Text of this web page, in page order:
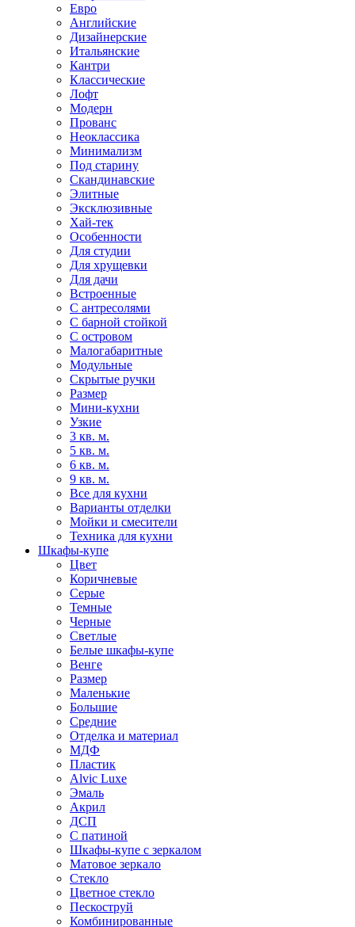
Евро
Английские
Дизайнерские
Итальянские
Кантри
Классические
Лофт
Модерн
Прованс
Неоклассика
Минимализм
Под старину
Скандинавские
Элитные
Эксклюзивные
Хай-тек
Особенности
Для студии
Для хрущевки
Для дачи
Встроенные
С антресолями
С барной стойкой
С островом
Малогабаритные
Модульные
Скрытые ручки
Размер
Мини-кухни
Узкие
3 кв. м.
5 кв. м.
6 кв. м.
9 кв. м.
Все для кухни
Варианты отделки
Мойки и смесители
Техника для кухни
Шкафы-купе
Цвет
Коричневые
Серые
Темные
Черные
Светлые
Белые шкафы-купе
Венге
Размер
Маленькие
Большие
Средние
Отделка и материал
МДФ
Пластик
Alvic Luxe
Эмаль
Акрил
ДСП
С патиной
Шкафы-купе с зеркалом
Матовое зеркало
Стекло
Цветное стекло
Пескоструй
Комбинированные